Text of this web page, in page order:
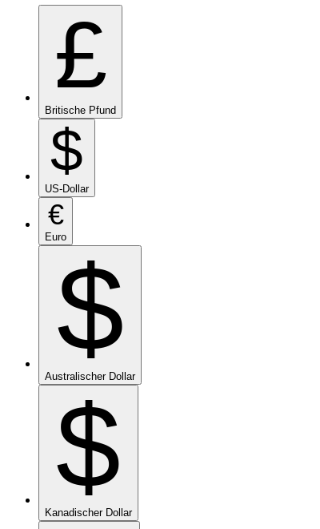
£
Britische Pfund
$
US-Dollar
€
Euro
$
Australischer Dollar
$
Kanadischer Dollar